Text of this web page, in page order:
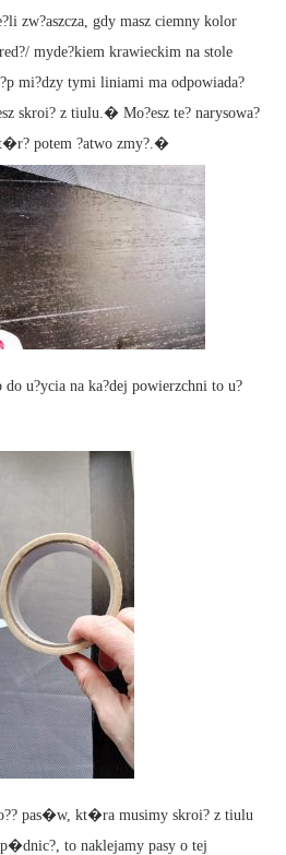
zw?aszcza, gdy masz ciemny kolor
myde?kiem krawieckim na stole
mi?dzy tymi liniami ma odpowiada?
skroi? z tiulu.� Mo?esz te? narysowa?
potem ?atwo zmy?.�
u?ycia na ka?dej powierzchni to u?
pas�w, kt�ra musimy skroi? z tiulu
to naklejamy pasy o tej